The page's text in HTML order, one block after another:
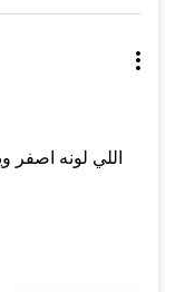
اللي لونه اصفر